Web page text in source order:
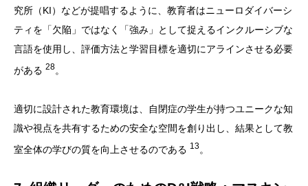
究所（KI）などが提唱するように、教育者はニューロダイバーシ
ティを「欠陥」ではなく「強み」として捉えるインクルーシブな
言語を使用し、評価方法と学習目標を適切にアラインさせる必要
がある 28。
適切に設計された教育環境は、自閉症の学生が持つユニークな知
識や視点を共有するための安全な空間を創り出し、結果として教
室全体の学びの質を向上させるのである 13。